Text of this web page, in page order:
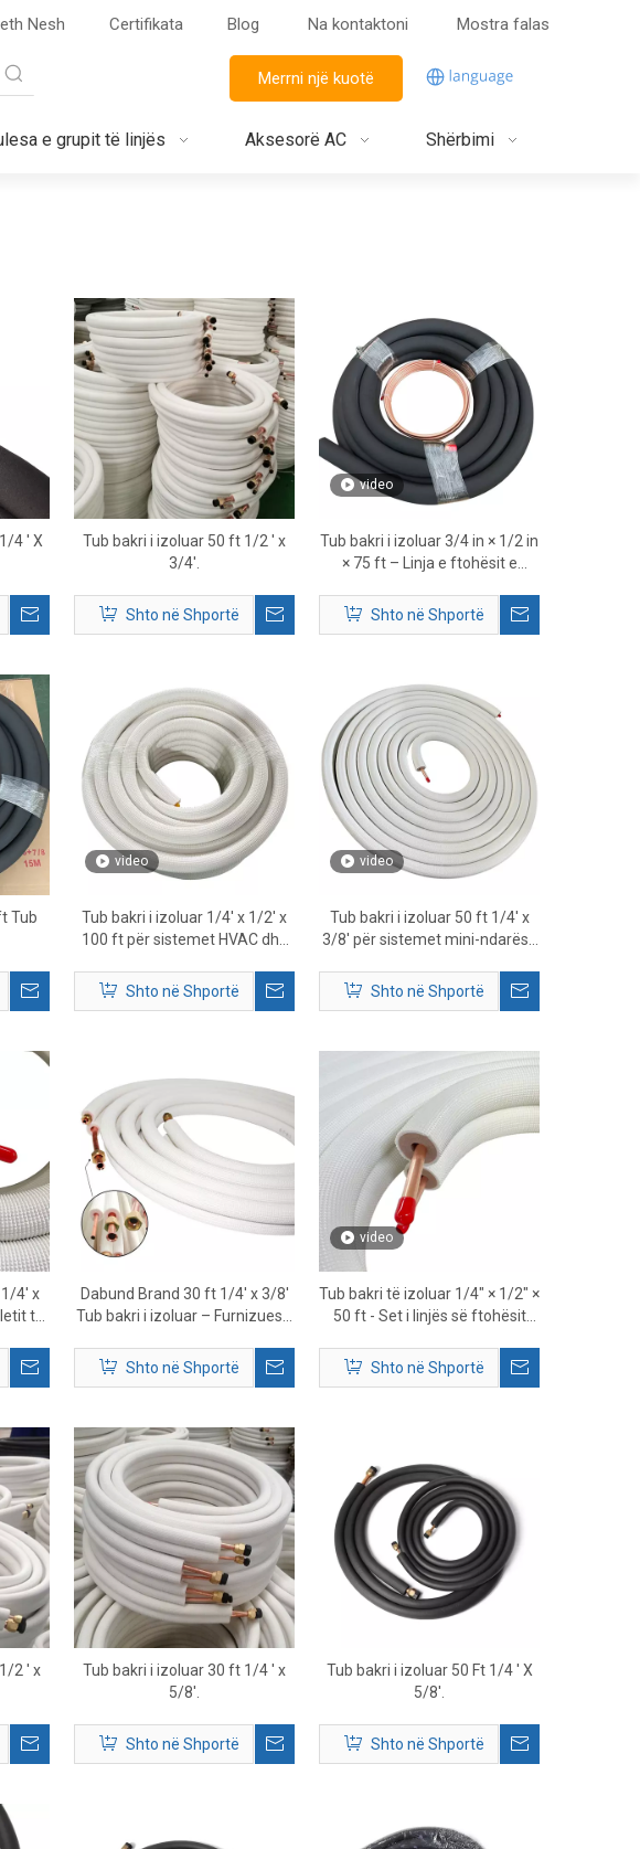
Nesh Certifikata Blog Na kontaktoni Mostra falas
Merrni një kuotë
e grupit të linjës Aksesorë AC Shërbimi
4 ' X
Tub bakri i izoluar 50 ft 1/2 ' x
3/4'.
Shto në Shportë
video
Tub bakri i izoluar 3/4 in × 1/2 in
× 75 ft – Linja e ftohësit e
Shto në Shportë
Tub
video
Tub bakri i izoluar 1/4' x 1/2' x
100 ft për sistemet HVAC dhe
Shto në Shportë
video
Tub bakri i izoluar 50 ft 1/4' x
3/8' për sistemet mini-ndarëse
Shto në Shportë
4' x
të
Dabund Brand 30 ft 1/4' x 3/8'
Tub bakri i izoluar – Furnizuesi i
premium
Shto në Shportë
video
Tub bakri të izoluar 1/4″ × 1/2″ ×
50 ft - Set i linjës së ftohësit
Shto në Shportë
2 ' x
Tub bakri i izoluar 30 ft 1/4 ' x
5/8'.
Shto në Shportë
Tub bakri i izoluar 50 Ft 1/4 ' X
5/8'.
Shto në Shportë